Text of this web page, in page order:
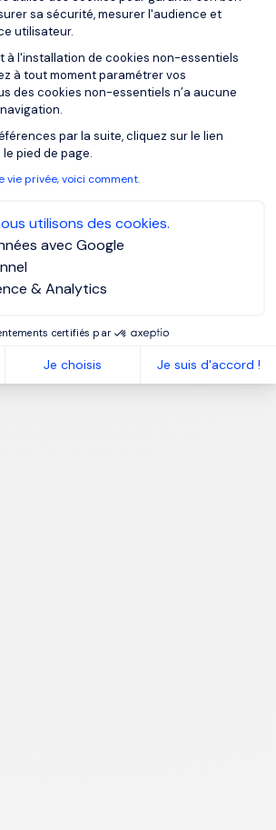
sa sécurité, mesurer l'audience et
utilisateur.
à l'installation de cookies non-essentiels
à tout moment paramétrer vos
des cookies non-essentiels n’a aucune
par la suite, cliquez sur le lien
pied de page.
vie privée, voici comment.
utilisons des cookies.
avec Google
& Analytics
certifiés par
Je choisis Je suis d'accord !